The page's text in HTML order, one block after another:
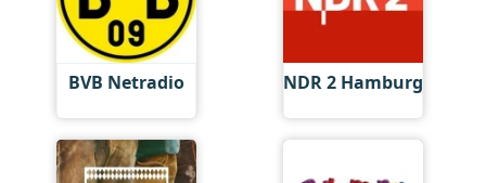
BVB Netradio NDR 2 Hamburg